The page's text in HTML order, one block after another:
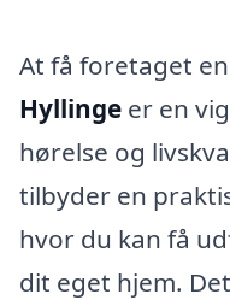
At få foretaget en
Hyllinge er en
hørelse og
tilbyder en
hvor du kan få
dit eget hjem.